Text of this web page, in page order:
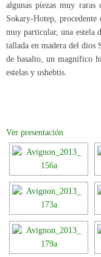
algunas piezas muy raras
Sokary-Hotep,
muy particular, una estela
tallada en madera del dios
de basalto, un magnífico
estelas y ushebtis.
Ver presentación